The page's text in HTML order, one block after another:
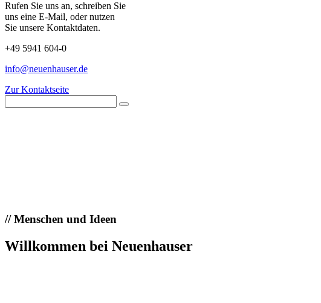
Rufen Sie uns an, schreiben Sie
uns eine E-Mail, oder nutzen
Sie unsere Kontaktdaten.
+49 5941 604-0
info@neuenhauser.de
Zur Kontaktseite
//Menschen und Ideen
Willkommen bei Neuenhauser